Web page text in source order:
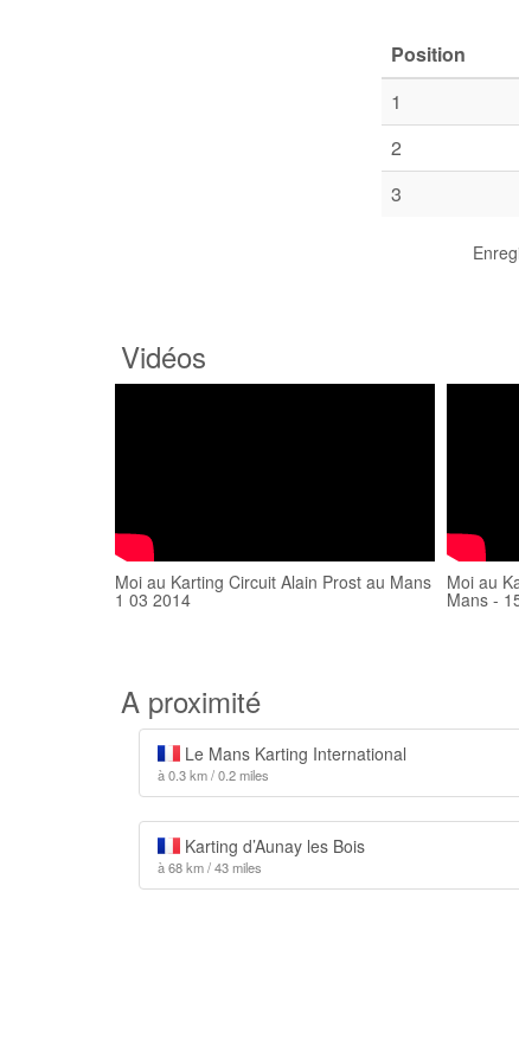
Position
1
2
3
Vidéos
Moi au Karting Circuit Alain Prost au Mans
1 03 2014
Moi au
Mans -
A proximité
Le Mans Karting International
à 0.3 km / 0.2 miles
Karting d’Aunay les Bois
à 68 km / 43 miles